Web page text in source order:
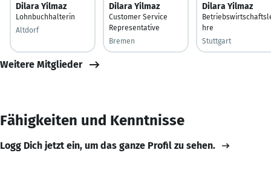
Dilara Yilmaz
Lohnbuchhalterin
Altdorf
Dilara Yilmaz
Customer Service
Representative
Bremen
Dilara Yilmaz
hre
Stuttgart
Weitere Mitglieder
Fähigkeiten und Kenntnisse
Logg Dich jetzt ein, um das ganze Profil zu sehen.